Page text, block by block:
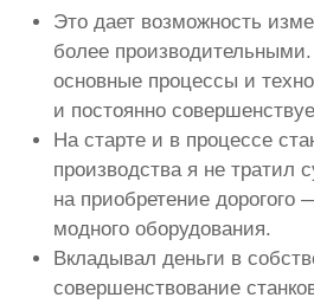
Это дает возможность
более
основные процессы и
и постоянно
На старте и в процессе
производства я не тратил
на приобретение дорогого
модного оборудования.
Вкладывал деньги в
совершенствование